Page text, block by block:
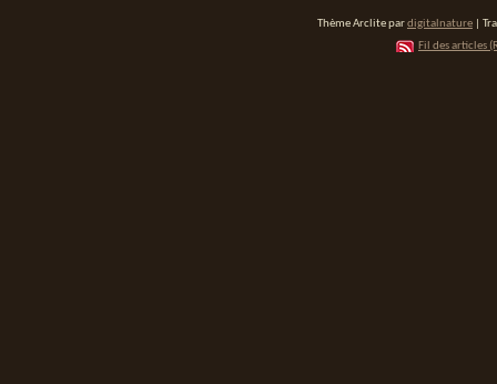
Thème Arclite pardigitalnature |
Fil des articles